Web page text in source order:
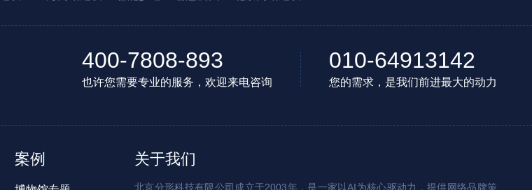
400-7808-893
也许您需要专业的服务，欢迎来电咨询
010-64913142
您的需求，是我们前进最大的动力
案例 关于我们
北京分形科技有限公司成立于2003年，是一家以AI为核心驱动力，提供网络品牌策